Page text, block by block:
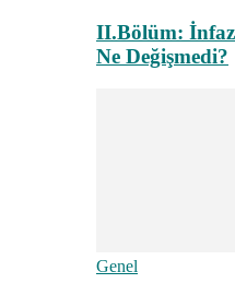
II.Bölüm:
Ne Değişmedi?
Genel